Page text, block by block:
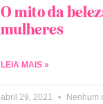
O mito da
mulheres
LEIA MAIS »
abril 29, 2021 Nenhum